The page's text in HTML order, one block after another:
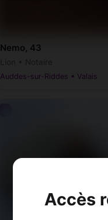
Accès
Nemo, 43
Auddes-sur-Riddes • Valais